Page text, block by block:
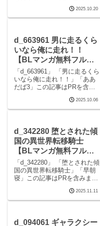
のエロマンガです。 続きを読
むd_164234 甥っ子に抱かれた
ラダ〜の見どころシーン甥っ
子に
2025.10.20
d_663961 男に走るくら
いなら俺に走れ！！
【BLマンガ無料フル】
ああだば3
「d_663961」 「男に走るくら
いなら俺に走れ！！」「ああ
だば3」この記事はPRを含み
マンガです。 続きを読む
d_663961 男に走るくらいなら
ン男に走るくらいなら俺に走
れ！！
2025.10.06
d_342280 堕とされた傾
国の異世界転移騎士
【BLマンガ無料フル】
早朝寝
「d_342280」 「堕とされた傾
国の異世界転移騎士」「早朝
寝」この記事はPRを含みます
です。 続きを読むd_342280
堕とされた傾国の異世界転移
れた傾国の異世界転移騎士 画
2025.11.11
d_094061 ギャラクシー